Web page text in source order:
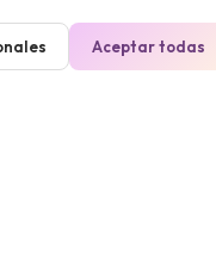
Aceptar todas